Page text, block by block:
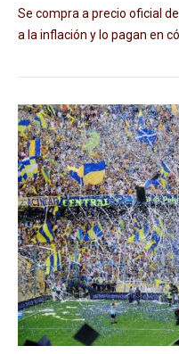
Se compra a precio oficial
a la inflación y lo pagan en